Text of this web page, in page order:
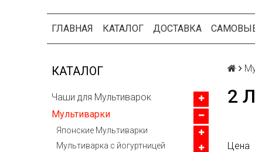
ГЛАВНАЯ КАТАЛОГ ДОСТАВКА
КАТАЛОГ
Чаши для Мультиварок
Мультиварки
Японские Мультиварки
Мультиварка с йогуртницей
2
Цена